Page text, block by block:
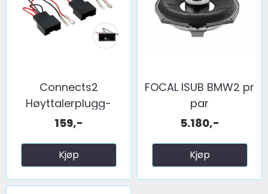
Connects2
Høyttalerplugg-
adaptere BMW ...
159,-
Kjøp
FOCAL ISUB BMW2 pr
par
5.180,-
Kjøp